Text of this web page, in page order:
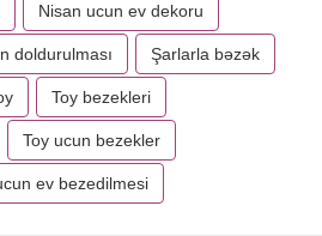
Nisan ucun ev dekoru
doldurulması Şarlarla bəzək
Toy bezekleri
Toy ucun bezekler
ev bezedilmesi